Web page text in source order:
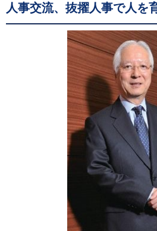
人事交流、抜擢人事で人を